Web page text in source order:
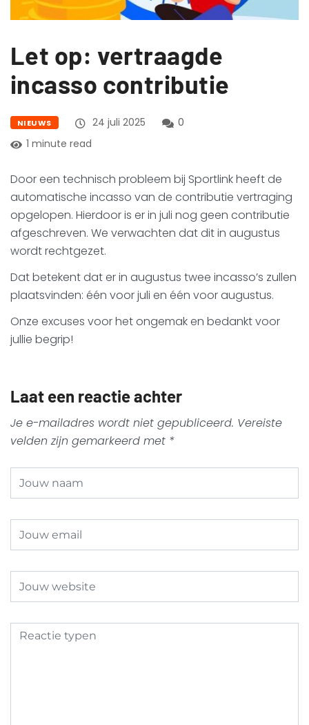
Let op: vertraagde
incasso contributie
NIEUWS 24 juli 2025
0
1 minute read
Door een technisch probleem bij Sportlink heeft de
automatische incasso van de contributie vertraging
opgelopen. Hierdoor is er in juli nog geen contributie
afgeschreven. We verwachten dat dit in augustus
wordt rechtgezet.
Dat betekent dat er in augustus twee incasso’s zullen
plaatsvinden: één voor juli en één voor augustus.
Onze excuses voor het ongemak en bedankt voor
jullie begrip!
Laat een reactie achter
Je e-mailadres wordt niet gepubliceerd. Vereiste
velden zijn gemarkeerd met *